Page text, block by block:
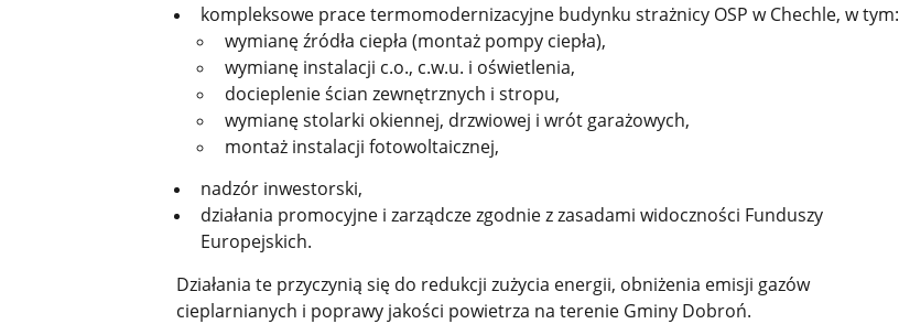
kompleksowe prace termomodernizacyjne budynku strażnicy OSP w Chechle, w tym:
wymianę źródła ciepła (montaż pompy ciepła),
wymianę instalacji c.o., c.w.u. i oświetlenia,
docieplenie ścian zewnętrznych i stropu,
wymianę stolarki okiennej, drzwiowej i wrót garażowych,
montaż instalacji fotowoltaicznej,
nadzór inwestorski,
działania promocyjne i zarządcze zgodnie z zasadami widoczności Funduszy
Europejskich.
Działania te przyczynią się do redukcji zużycia energii, obniżenia emisji gazów
cieplarnianych i poprawy jakości powietrza na terenie Gminy Dobroń.